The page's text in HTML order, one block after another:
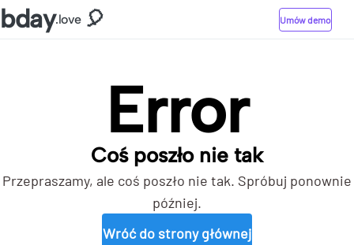
bday.love 🎈 Umów demo
Error
Coś poszło nie tak
Przepraszamy, ale coś poszło nie tak. Spróbuj ponownie
później.
Wróć do strony głównej